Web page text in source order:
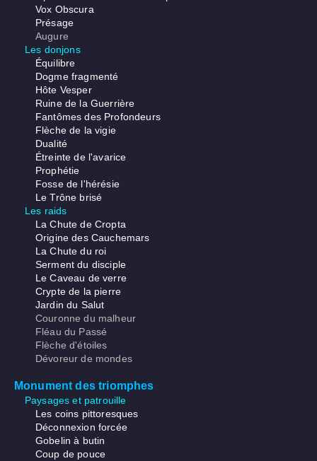
Vox Obscura
Présage
Augure
Les donjons
Équilibre
Dogme fragmenté
Hôte Vesper
Ruine de la Guerrière
Fantômes des Profondeurs
Flèche de la vigie
Dualité
Étreinte de l'avarice
Prophétie
Fosse de l'hérésie
Le Trône brisé
Les raids
La Chute de Cropta
Origine des Cauchemars
La Chute du roi
Serment du disciple
Le Caveau de verre
Crypte de la pierre
Jardin du Salut
Couronne du malheur
Fléau du Passé
Flèche d'étoiles
Dévoreur de mondes
Monument des triomphes
Paysages et patrouille
Les coins pittoresques
Déconnexion forcée
Gobelin à butin
Coup de pouce